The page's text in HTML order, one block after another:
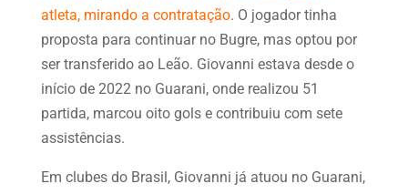
atleta, mirando a contratação. O jogador tinha
proposta para continuar no Bugre, mas optou por
ser transferido ao Leão. Giovanni estava desde o
início de 2022 no Guarani, onde realizou 51
partida, marcou oito gols e contribuiu com sete
assistências.
Em clubes do Brasil, Giovanni já atuou no Guarani,